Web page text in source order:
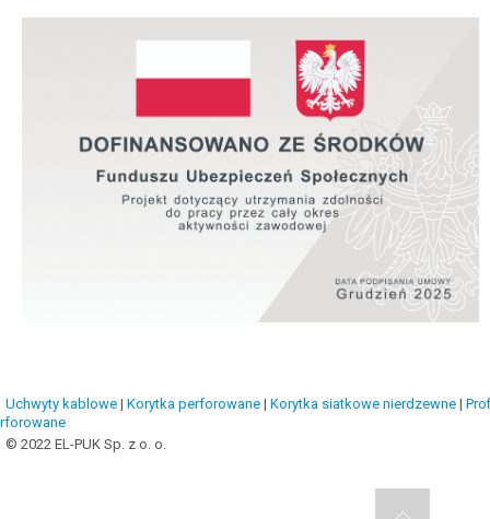
Uchwyty kablowe | Korytka perforowane | Korytka siatkowe nierdzewne |
© 2022 EL-PUK Sp. z o. o.